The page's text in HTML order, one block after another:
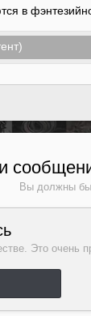
в
Вы должны
Это очень